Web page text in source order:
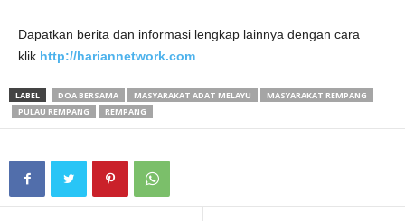
Dapatkan berita dan informasi lengkap lainnya dengan cara
klik http://hariannetwork.com
LABEL DOA BERSAMA MASYARAKAT ADAT MELAYU
MASYARAKAT REMPANG
PULAU REMPANG
REMPANG